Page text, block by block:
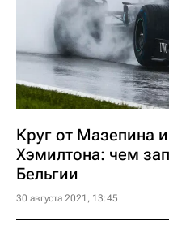
Круг от Мазепина
Хэмилтона: чем
Бельгии
30 августа 2021, 13:45